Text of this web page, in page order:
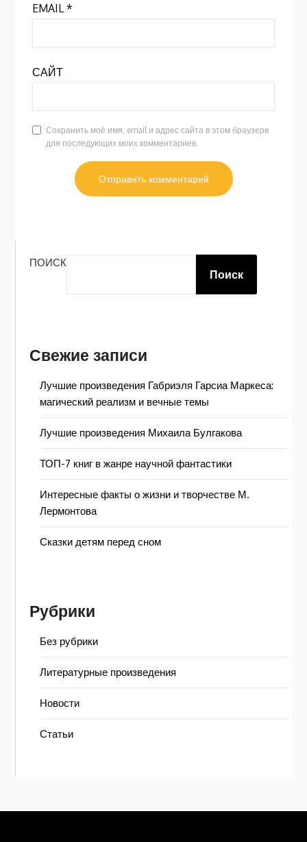
EMAIL*
САЙТ
Сохранить моё имя, email и адрес сайта в этом браузере
для последующих моих комментариев.
ПОИСК
Поиск
Свежие записи
Лучшие произведения Габриэля Гарсиа Маркеса:
магический реализм и вечные темы
Лучшие произведения Михаила Булгакова
ТОП-7 книг в жанре научной фантастики
Интересные факты о жизни и творчестве М.
Лермонтова
Сказки детям перед сном
Рубрики
Без рубрики
Литературные произведения
Новости
Статьи